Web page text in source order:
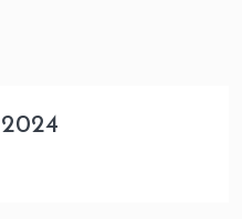
immobilier
solide,